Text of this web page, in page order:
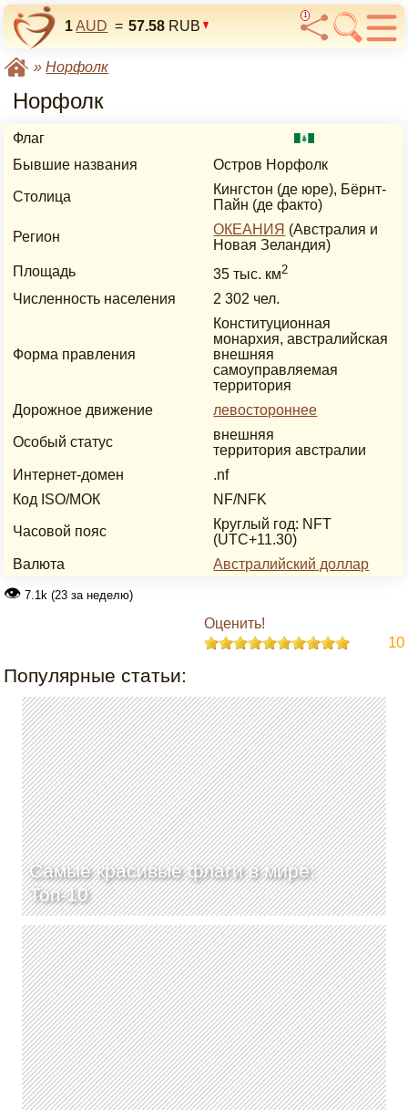
1
1 AUD = 57.58 RUB
»Норфолк
Норфолк
Флаг
Бывшие названия
Остров Норфолк
Столица
Кингстон (де юре), Бёрнт-
Пайн (де факто)
Регион ОКЕАНИЯ (Австралия и
Новая Зеландия)
Площадь
35 тыс. км2
Численность населения 2 302 чел.
Форма правления
Конституционная
монархия, австралийская
внешняя
самоуправляемая
территория
Дорожное движение
левостороннее
Особый статус
внешняя
территория австралии
Интернет-домен
.nf
Код ISO/МОК
NF/NFK
Часовой пояс
Круглый год: NFT
(UTC+11.30)
Валюта
Австралийский доллар
👁 7.1k (23 за неделю)
Оценить!
10
Популярные статьи:
Самые красивые флаги в мире:
Топ-10